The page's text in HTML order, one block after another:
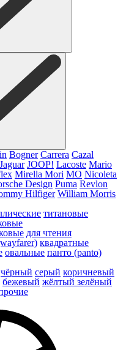
Bogner Carrera Cazal
Jaguar JOOP! Lacoste Mario
Mirella Mori MO Nicoleta
Design Puma Revlon
Hilfiger William Morris
титановые
для чтения
квадратные
овальные панто (panto)
чёрный серый коричневый
бежевый жёлтый зелёный